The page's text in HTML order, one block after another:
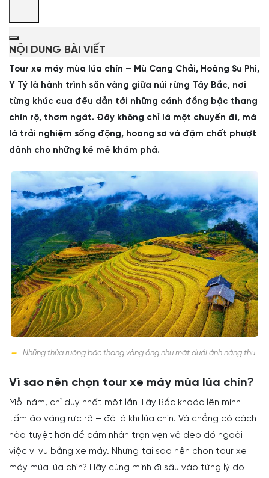
NỘI DUNG BÀI VIẾT
Tour xe máy mùa lúa chín – Mù Cang Chải, Hoàng Su Phì,
Y Tý là hành trình săn vàng giữa núi rừng Tây Bắc, nơi
từng khúc cua đều dẫn tới những cánh đồng bậc thang
chín rộ, thơm ngát. Đây không chỉ là một chuyến đi, mà
là trải nghiệm sống động, hoang sơ và đậm chất phượt
dành cho những kẻ mê khám phá.
Những thửa ruộng bậc thang vàng óng như mật dưới ánh nắng thu
Vì sao nên chọn tour xe máy mùa lúa chín?
Mỗi năm, chỉ duy nhất một lần Tây Bắc khoác lên mình
tấm áo vàng rực rỡ – đó là khi lúa chín. Và chẳng có cách
nào tuyệt hơn để cảm nhận trọn vẹn vẻ đẹp đó ngoài
việc vi vu bằng xe máy. Nhưng tại sao nên chọn tour xe
máy mùa lúa chín? Hãy cùng mình đi sâu vào từng lý do